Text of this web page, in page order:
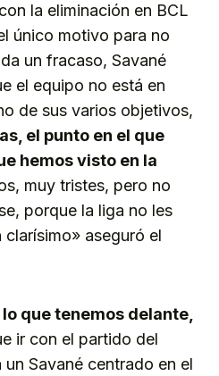
la eliminación en BCL
único motivo para no
un fracaso, Savané
el equipo no está en
de sus varios objetivos,
el punto en el que
hemos visto en la
muy tristes, pero no
porque la liga no les
aseguró el
que tenemos delante,
ir con el partido del
Savané centrado en el